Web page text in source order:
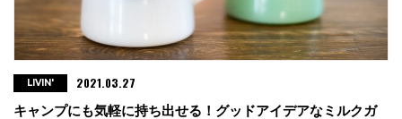
キャンプにも気軽に持ち出せる！グッドアイデアなミルクガ
LIVIN' 2021.03.27